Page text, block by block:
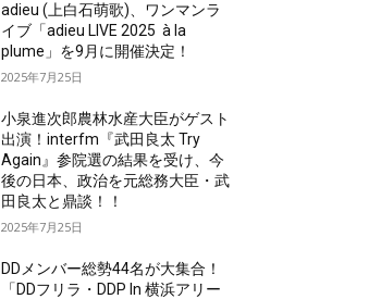
adieu (上白石萌歌)、ワンマンラ
イブ「adieu LIVE 2025 à la
plume」を9月に開催決定！
2025年7月25日
小泉進次郎農林水産大臣がゲスト
出演！interfm『武田良太 Try
Again』参院選の結果を受け、今
後の日本、政治を元総務大臣・武
田良太と鼎談！！
2025年7月25日
DDメンバー総勢44名が大集合！
「DDフリラ・DDP In 横浜アリー